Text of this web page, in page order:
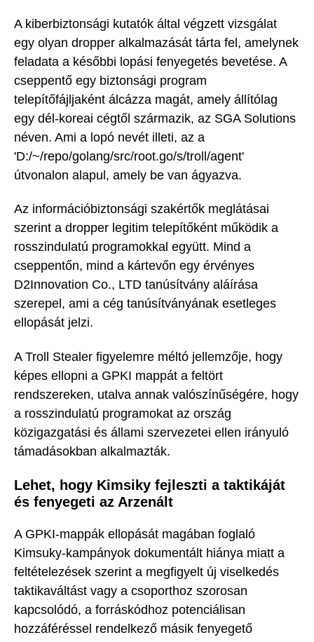
A kiberbiztonsági kutatók által végzett vizsgálat
egy olyan dropper alkalmazását tárta fel, amelynek
feladata a későbbi lopási fenyegetés bevetése. A
cseppentő egy biztonsági program
telepítőfájljaként álcázza magát, amely állítólag
egy dél-koreai cégtől származik, az SGA Solutions
néven. Ami a lopó nevét illeti, az a
'D:/~/repo/golang/src/root.go/s/troll/agent'
útvonalon alapul, amely be van ágyazva.
Az információbiztonsági szakértők meglátásai
szerint a dropper legitim telepítőként működik a
rosszindulatú programokkal együtt. Mind a
cseppentőn, mind a kártevőn egy érvényes
D2Innovation Co., LTD tanúsítvány aláírása
szerepel, ami a cég tanúsítványának esetleges
ellopását jelzi.
A Troll Stealer figyelemre méltó jellemzője, hogy
képes ellopni a GPKI mappát a feltört
rendszereken, utalva annak valószínűségére, hogy
a rosszindulatú programokat az ország
közigazgatási és állami szervezetei ellen irányuló
támadásokban alkalmazták.
Lehet, hogy Kimsiky fejleszti a taktikáját
és fenyegeti az Arzenált
A GPKI-mappák ellopását magában foglaló
Kimsuky-kampányok dokumentált hiánya miatt a
feltételezések szerint a megfigyelt új viselkedés
taktikaváltást vagy a csoporthoz szorosan
kapcsolódó, a forráskódhoz potenciálisan
hozzáféréssel rendelkező másik fenyegető